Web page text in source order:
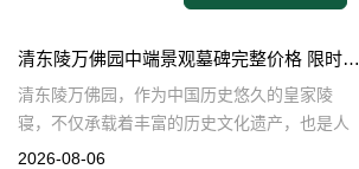
清东陵万佛园中端景观墓碑完整价格 限时减免多年管理费详解
清东陵万佛园，作为中国历史悠久的皇家陵
寝，不仅承载着丰富的历史文化遗产，也是人
们缅怀先人、寄托哀思的重要场所。近年来，
2026-08-06